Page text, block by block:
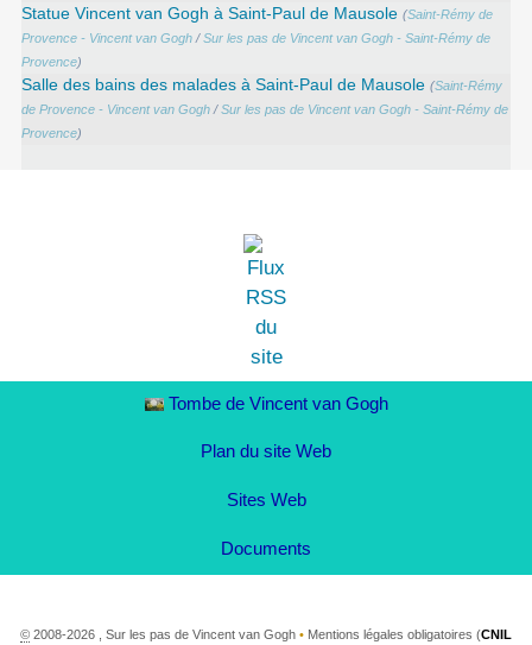
Statue Vincent van Gogh à Saint-Paul de Mausole (Saint-Rémy de
Provence - Vincent van Gogh/Sur les pas de Vincent van Gogh - Saint-Rémy de
Provence)
Salle des bains des malades à Saint-Paul de Mausole (Saint-Rémy
de Provence - Vincent van Gogh/Sur les pas de Vincent van Gogh - Saint-Rémy de
Provence)
Tombe de Vincent van Gogh
Plan du site Web
Sites Web
Documents
© 2008-2026 , Sur les pas de Vincent van Gogh • Mentions légales obligatoires (CNIL